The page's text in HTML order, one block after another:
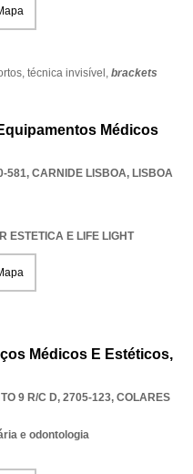
técnica invisível, brackets
Médicos
581, CARNIDE LISBOA, LISBOA
ESTETICA E LIFE LIGHT
Médicos E Estéticos,
9 R/C D, 2705-123, COLARES
e odontologia